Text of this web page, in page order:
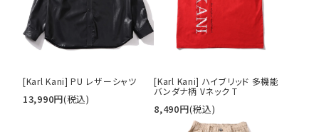
[Karl Kani] PU レザーシャツ
13,990円(税込)
[Karl Kani] ハイブリッド 多機能
バンダナ柄 Vネック T
8,490円(税込)